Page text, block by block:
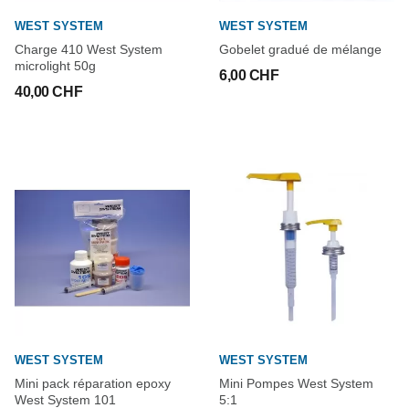
WEST SYSTEM
Charge 410 West System
microlight 50g
40,00 CHF
WEST SYSTEM
Gobelet gradué de mélange
6,00 CHF
WEST SYSTEM
Mini pack réparation epoxy
West System 101
WEST SYSTEM
Mini Pompes West System
5:1